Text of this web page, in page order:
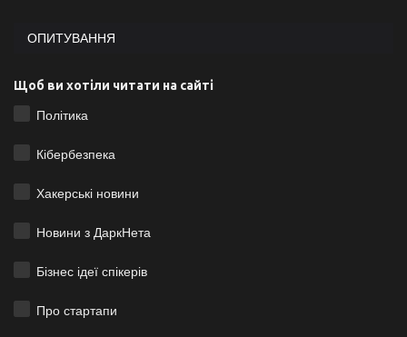
ОПИТУВАННЯ
Щоб ви хотіли читати на сайті
Політика
Кібербезпека
Хакерські новини
Новини з ДаркНета
Бізнес ідеї спікерів
Про стартапи